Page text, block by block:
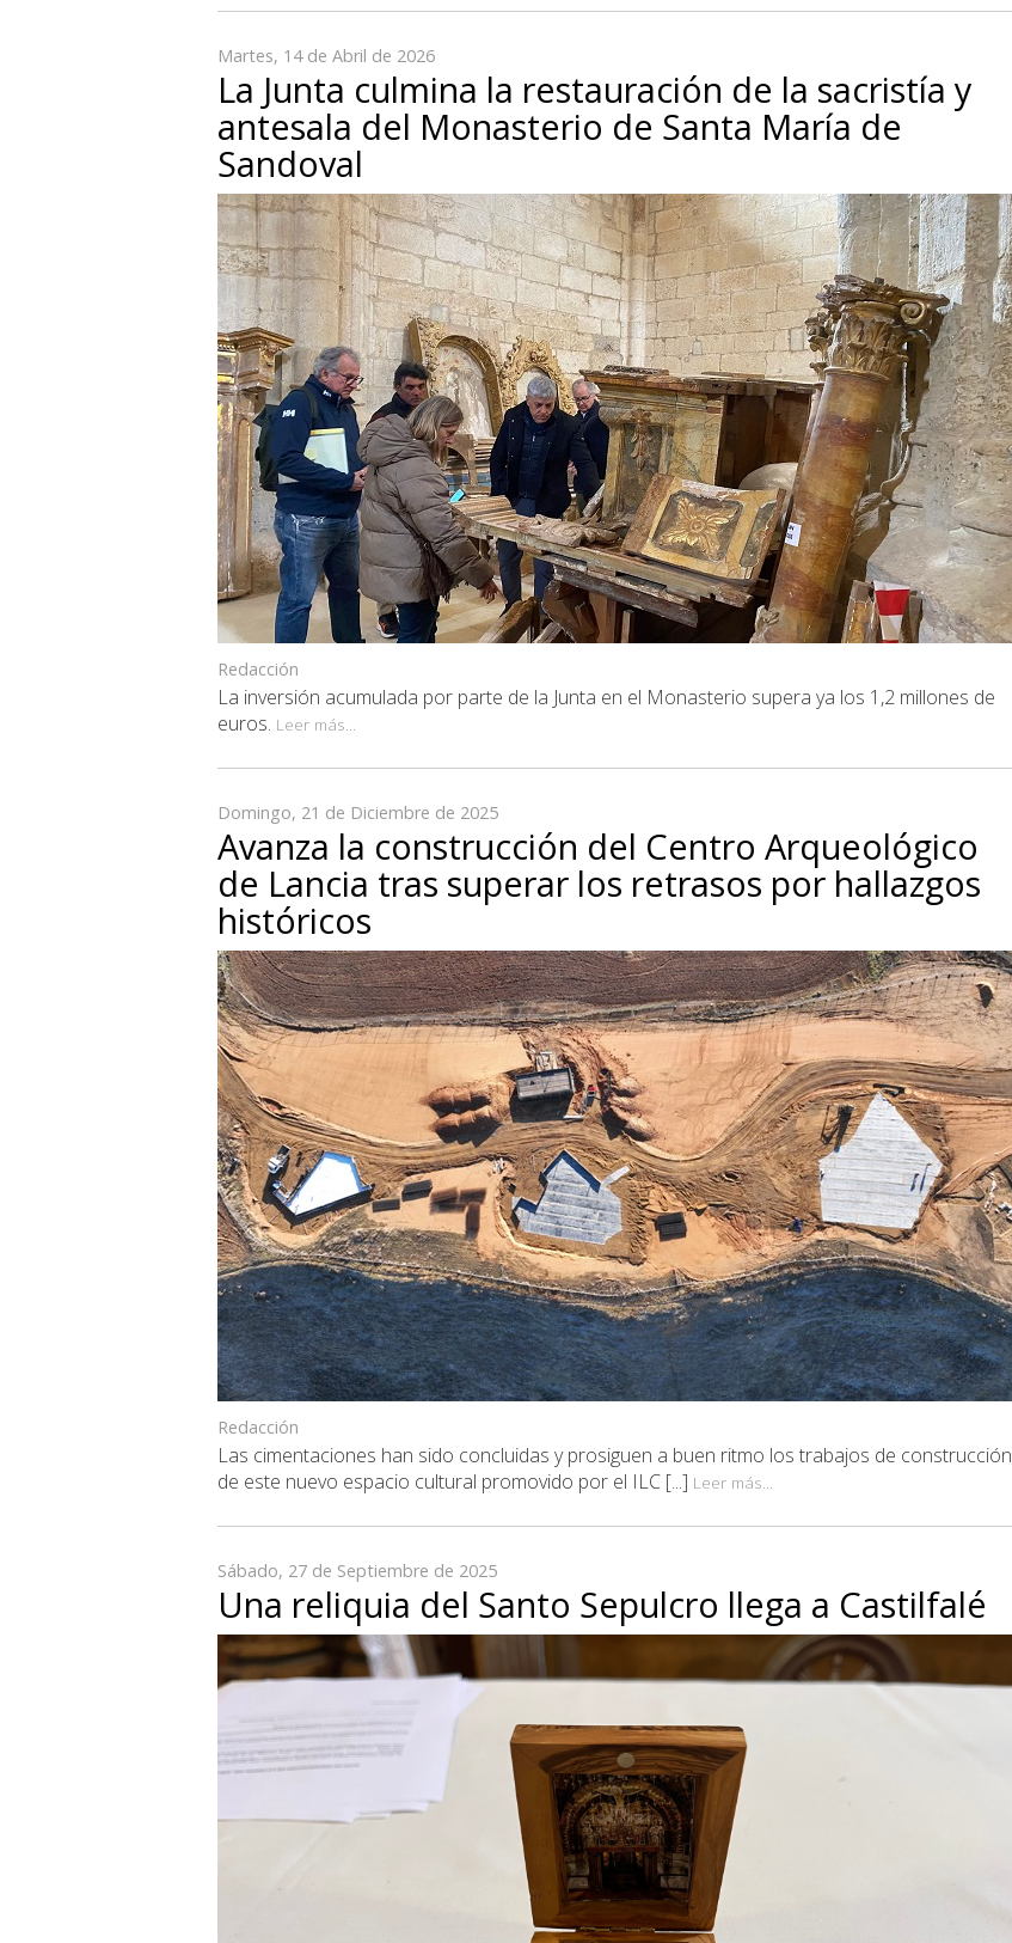
Martes, 14 de Abril de 2026
La Junta culmina la restauración de la sacristía y
antesala del Monasterio de Santa María de
Sandoval
Redacción
La inversión acumulada por parte de la Junta en el Monasterio supera ya los 1,2 millones de
euros. Leer más...
Domingo, 21 de Diciembre de 2025
Avanza la construcción del Centro Arqueológico
de Lancia tras superar los retrasos por hallazgos
históricos
Redacción
Las cimentaciones han sido concluidas y prosiguen a buen ritmo los trabajos de construcción
de este nuevo espacio cultural promovido por el ILC [...] Leer más...
Sábado, 27 de Septiembre de 2025
Una reliquia del Santo Sepulcro llega a Castilfalé